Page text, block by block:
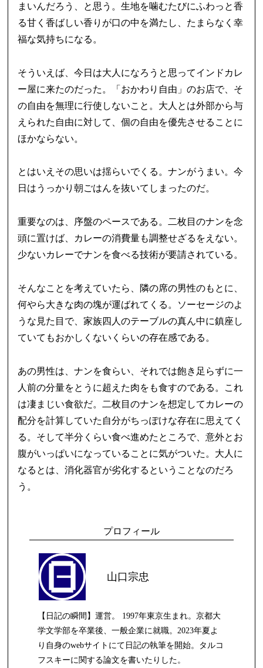
まいんだろう、と思う。生地を噛むたびにふわっと香
る甘く香ばしい香りが口の中を満たし、たまらなく幸
福な気持ちになる。
そういえば、今日は大人になろうと思ってインドカレ
ー屋に来たのだった。「おかわり自由」のお店で、そ
の自由を無理に行使しないこと。大人とは外部から与
えられた自由に対して、個の自由を優先させることに
ほかならない。
とはいえその思いは揺らいでくる。ナンがうまい。今
日はうっかり朝ごはんを抜いてしまったのだ。
重要なのは、序盤のペースである。二枚目のナンを念
頭に置けば、カレーの消費量も調整せざるをえない。
少ないカレーでナンを食べる技術が要請されている。
そんなことを考えていたら、隣の席の男性のもとに、
何やら大きな肉の塊が運ばれてくる。ソーセージのよ
うな見た目で、家族四人のテーブルの真ん中に鎮座し
ていてもおかしくないくらいの存在感である。
あの男性は、ナンを食らい、それでは飽き足らずに一
人前の分量をとうに超えた肉をも食すのである。これ
は凄まじい食欲だ。二枚目のナンを想定してカレーの
配分を計算していた自分がちっぽけな存在に思えてく
る。そして半分くらい食べ進めたところで、意外とお
腹がいっぱいになっていることに気がついた。大人に
なるとは、消化器官が劣化するということなのだろ
う。
プロフィール
山口宗忠
【日記の瞬間】運営。 1997年東京生まれ。京都大
学文学部を卒業後、一般企業に就職。2023年夏よ
り自身のwebサイトにて日記の執筆を開始。タルコ
フスキーに関する論文を書いたりした。